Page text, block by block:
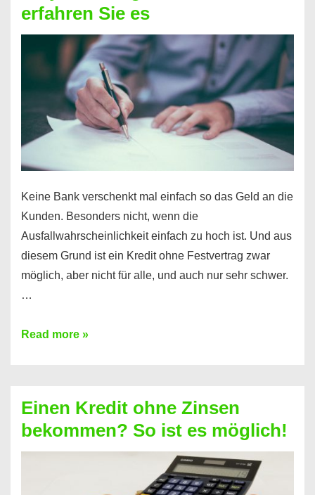
nicht
nur
für
Handy
möglich!
erfahren Sie es
Keine Bank verschenkt mal einfach so das Geld an die
Kunden. Besonders nicht, wenn die
Ausfallwahrscheinlichkeit einfach zu hoch ist. Und aus
diesem Grund ist ein Kredit ohne Festvertrag zwar
möglich, aber nicht für alle, und auch nur sehr schwer.
…
Ist
Festvertrag
für
jeden
Read more »
Einen Kredit ohne Zinsen
bekommen? So ist es möglich!